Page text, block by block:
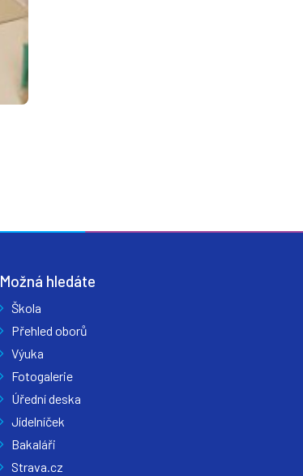
Možná hledáte
Škola
Přehled oborů
Výuka
Fotogalerie
Úřední deska
Jídelníček
Bakaláři
Strava.cz